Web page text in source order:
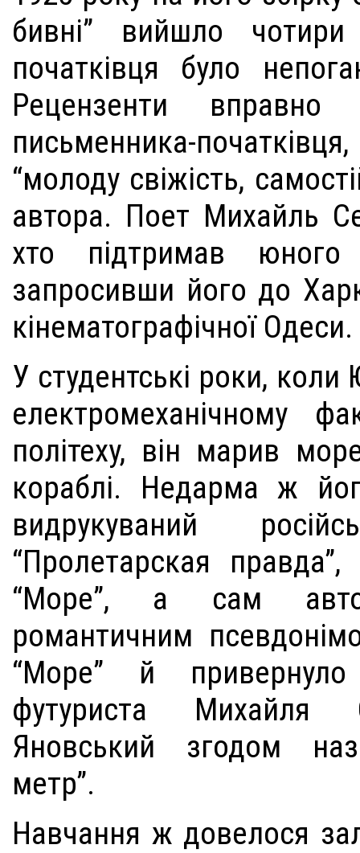
бивні” вийшло
початківця було
Рецензенти вправно
письменника-
“молоду свіжість,
автора. Поет Михайль
хто підтримав юного
запросивши його до
кінематографічної Одеси.
У студентські роки,
електромеханічному
політеху, він марив
кораблі. Недарма ж
видрукуваний
“Пролетарская
“Море”, а сам
романтичним
“Море” й
футуриста Михайля
Яновський згодом
метр”.
Навчання ж довелося